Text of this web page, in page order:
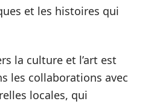
et les histoires qui
la culture et l’art est
les collaborations avec
locales, qui